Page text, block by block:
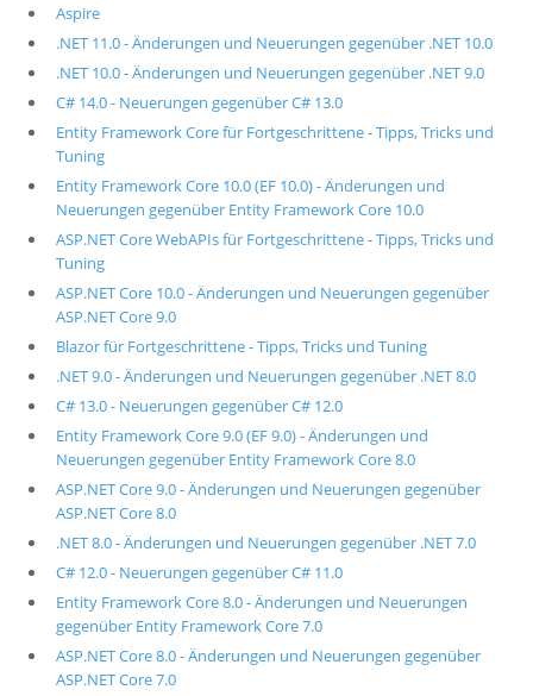
Aspire
.NET 11.0 - Änderungen und Neuerungen gegenüber .NET 10.0
.NET 10.0 - Änderungen und Neuerungen gegenüber .NET 9.0
C# 14.0 - Neuerungen gegenüber C# 13.0
Entity Framework Core für Fortgeschrittene - Tipps, Tricks und
Tuning
Entity Framework Core 10.0 (EF 10.0) - Änderungen und
Neuerungen gegenüber Entity Framework Core 10.0
ASP.NET Core WebAPIs für Fortgeschrittene - Tipps, Tricks und
Tuning
ASP.NET Core 10.0 - Änderungen und Neuerungen gegenüber
ASP.NET Core 9.0
Blazor für Fortgeschrittene - Tipps, Tricks und Tuning
.NET 9.0 - Änderungen und Neuerungen gegenüber .NET 8.0
C# 13.0 - Neuerungen gegenüber C# 12.0
Entity Framework Core 9.0 (EF 9.0) - Änderungen und
Neuerungen gegenüber Entity Framework Core 8.0
ASP.NET Core 9.0 - Änderungen und Neuerungen gegenüber
ASP.NET Core 8.0
.NET 8.0 - Änderungen und Neuerungen gegenüber .NET 7.0
C# 12.0 - Neuerungen gegenüber C# 11.0
Entity Framework Core 8.0 - Änderungen und Neuerungen
gegenüber Entity Framework Core 7.0
ASP.NET Core 8.0 - Änderungen und Neuerungen gegenüber
ASP.NET Core 7.0